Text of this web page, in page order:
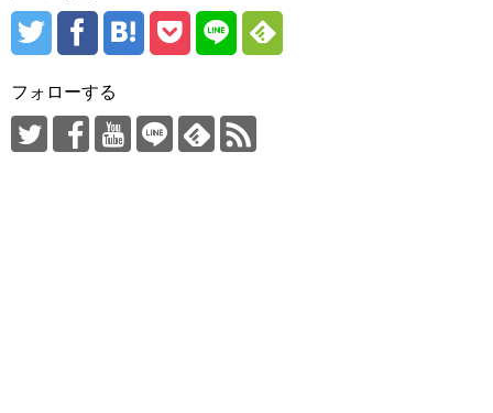
フォローする